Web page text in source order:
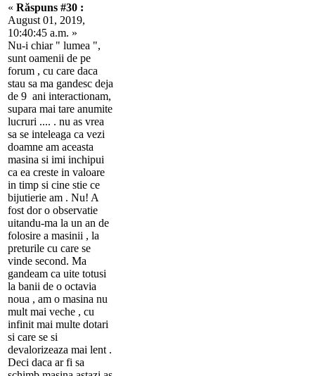
« Răspuns #30 :
August 01, 2019,
10:40:45 a.m. »
Nu-i chiar " lumea ",
sunt oamenii de pe
forum , cu care daca
stau sa ma gandesc deja
de 9 ani interactionam,
supara mai tare anumite
lucruri .... . nu as vrea
sa se inteleaga ca vezi
doamne am aceasta
masina si imi inchipui
ca ea creste in valoare
in timp si cine stie ce
bijutierie am . Nu! A
fost dor o observatie
uitandu-ma la un an de
folosire a masinii , la
preturile cu care se
vinde second. Ma
gandeam ca uite totusi
la banii de o octavia
noua , am o masina nu
mult mai veche , cu
infinit mai multe dotari
si care se si
devalorizeaza mai lent .
Deci daca ar fi sa